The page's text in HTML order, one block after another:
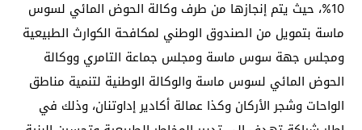
10%، حيث يتم إنجازها من طرف وكالة الحوض المائي لسوس
ماسة بتمويل من الصندوق الوطني لمكافحة الكوارث الطبيعية
ومجلس جهة سوس ماسة ومجلس جماعة التامري ووكالة
الحوض المائي لسوس ماسة والوكالة الوطنية لتنمية مناطق
الواحات وشجر الأركان وكذا عمالة أكادير إداوتنان، وذلك في